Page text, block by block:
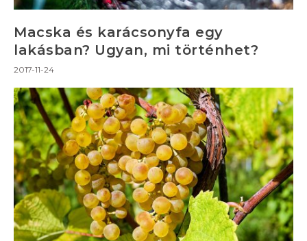
Macska és karácsonyfa egy
lakásban? Ugyan, mi történhet?
2017-11-24